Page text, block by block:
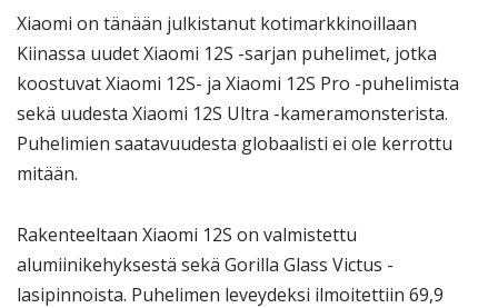
Xiaomi on tänään julkistanut kotimarkkinoillaan
Kiinassa uudet Xiaomi 12S -sarjan puhelimet, jotka
koostuvat Xiaomi 12S- ja Xiaomi 12S Pro -puhelimista
sekä uudesta Xiaomi 12S Ultra -kameramonsterista.
Puhelimien saatavuudesta globaalisti ei ole kerrottu
mitään.
Rakenteeltaan Xiaomi 12S on valmistettu
alumiinikehyksestä sekä Gorilla Glass Victus -
lasipinnoista. Puhelimen leveydeksi ilmoitettiin 69,9